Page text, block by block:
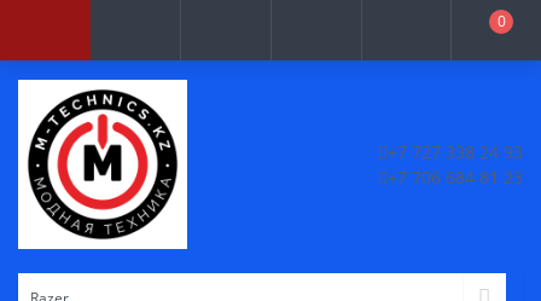
0
+7 727 338 24 93
+7 706 684 81 23